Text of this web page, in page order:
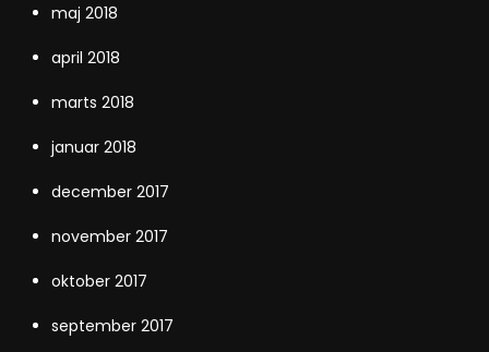
maj 2018
april 2018
marts 2018
januar 2018
december 2017
november 2017
oktober 2017
september 2017